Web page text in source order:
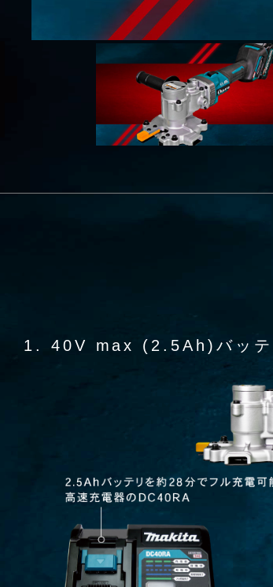
1. 40V max (2.5Ah)バッテ